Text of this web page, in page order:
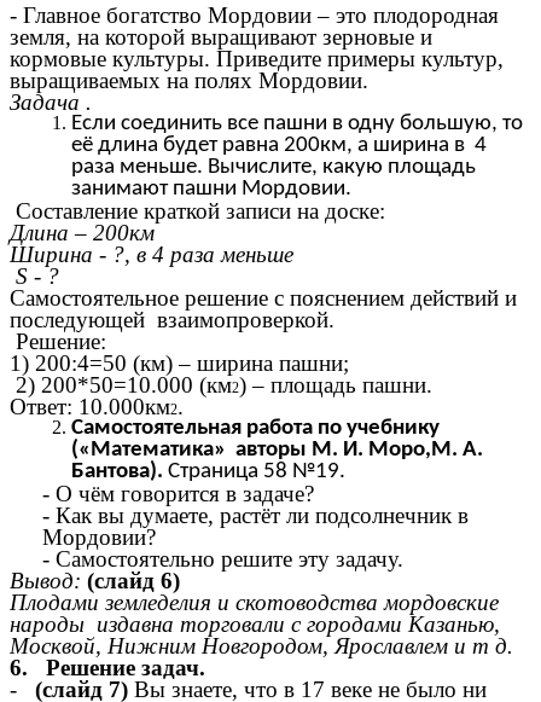
- Главное богатство Мордовии – это плодородная
земля, на которой выращивают зерновые и
кормовые культуры. Приведите примеры культур,
выращиваемых на полях Мордовии.
Задача .
Если соединить все пашни в одну большую, то
её длина будет равна 200км, а ширина в 4
раза меньше. Вычислите, какую площадь
занимают пашни Мордовии.
Составление краткой записи на доске:
Длина – 200км
Ширина - ?, в 4 раза меньше
S - ?
Самостоятельное решение с пояснением действий и
последующей взаимопроверкой.
Решение:
1) 200:4=50 (км) – ширина пашни;
2) 200*50=10.000 (км2) – площадь пашни.
Ответ: 10.000км2.
Самостоятельная работа по учебнику
(«Математика» авторы М. И. Моро,М. А.
Бантова). Страница 58 №19.
- О чём говорится в задаче?
- Как вы думаете, растёт ли подсолнечник в
Мордовии?
- Самостоятельно решите эту задачу.
Вывод: (слайд 6)
Плодами земледелия и скотоводства мордовские
народы издавна торговали с городами Казанью,
Москвой, Нижним Новгородом, Ярославлем и т д.
6.
Решение задач.
- (слайд 7) Вы знаете, что в 17 веке не было ни